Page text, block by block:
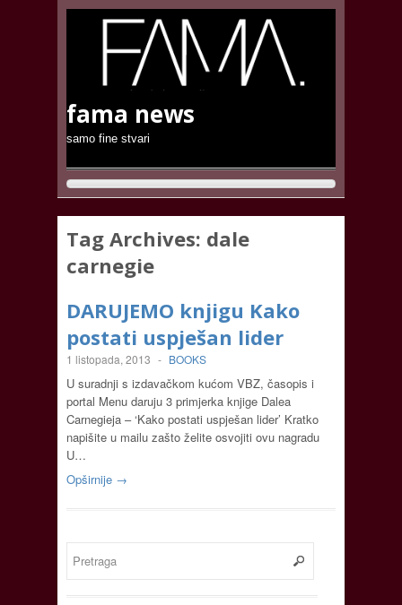
fama news
samo fine stvari
Tag Archives: dale
carnegie
DARUJEMO knjigu Kako
postati uspješan lider
1 listopada, 2013 - BOOKS
U suradnji s izdavačkom kućom VBZ, časopis i
portal Menu daruju 3 primjerka knjige Dalea
Carnegieja – ‘Kako postati uspješan lider’ Kratko
napišite u mailu zašto želite osvojiti ovu nagradu
U…
Opširnije →